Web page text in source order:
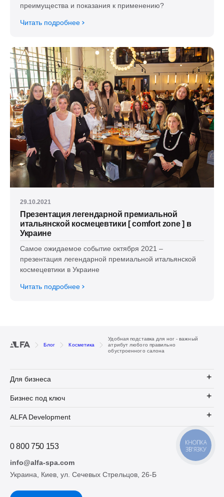
преимущества и показания к применению?
Читать подробнее
29.10.2021
Презентация легендарной премиальной
итальянской космецевтики [ comfort zone ] в
Украине
Самое ожидаемое событие октября 2021 –
презентация легендарной премиальной итальянской
космецевтики в Украине
Читать подробнее
Блог Косметика
Удобная подставка для ног - важный
атрибут любого правильно
обустроенного салона
Для бизнеса
Бизнес под ключ
ALFA Development
0 800 750 153
info@alfa-spa.com
Украина, Киев, ул. Сечевых Стрельцов, 26-Б
КНОПКА
ЗВ'ЯЗКУ